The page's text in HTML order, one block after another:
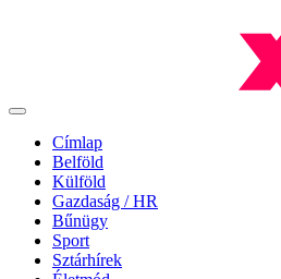
Címlap
Belföld
Külföld
Gazdaság / HR
Bűnügy
Sport
Sztárhírek